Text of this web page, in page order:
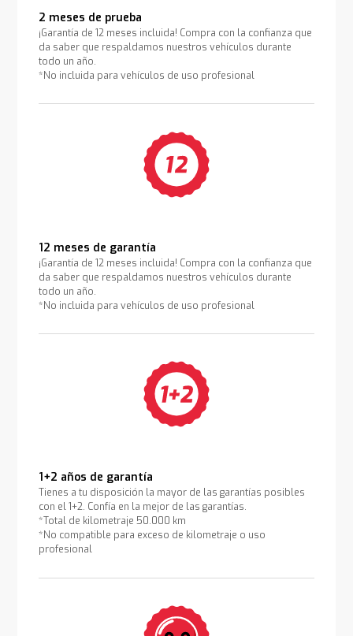
2 meses de prueba
¡Garantía de 12 meses incluida! Compra con la confianza que
da saber que respaldamos nuestros vehículos durante
todo un año.
*No incluida para vehículos de uso profesional
12 meses de garantía
¡Garantía de 12 meses incluida! Compra con la confianza que
da saber que respaldamos nuestros vehículos durante
todo un año.
*No incluida para vehículos de uso profesional
1+2 años de garantía
Tienes a tu disposición la mayor de las garantías posibles
con el 1+2. Confía en la mejor de las garantías.
*Total de kilometraje 50.000 km
*No compatible para exceso de kilometraje o uso
profesional